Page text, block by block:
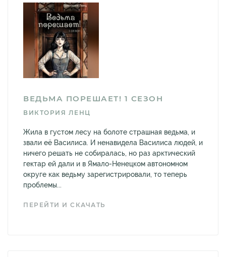
ВЕДЬМА ПОРЕШАЕТ! 1 СЕЗОН
ВИКТОРИЯ ЛЕНЦ
Жила в густом лесу на болоте страшная ведьма, и
звали её Василиса. И ненавидела Василиса людей, и
ничего решать не собиралась, но раз арктический
гектар ей дали и в Ямало-Ненецком автономном
округе как ведьму зарегистрировали, то теперь
проблемы...
ПЕРЕЙТИ И СКАЧАТЬ